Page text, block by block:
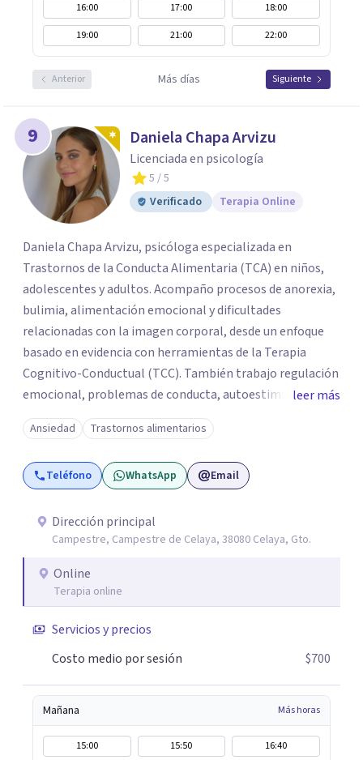
16:00 17:00
18:00
19:00
21:00 22:00
Anterior Más días Siguiente
9 Daniela Chapa Arvizu
Licenciada en psicología
5 / 5
Verificado
Terapia Online
Daniela Chapa Arvizu, psicóloga especializada en
Trastornos de la Conducta Alimentaria (TCA) en niños,
adolescentes y adultos. Acompaño procesos de anorexia,
bulimia, alimentación emocional y dificultades
relacionadas con la imagen corporal, desde un enfoque
basado en evidencia con herramientas de la Terapia
Cognitivo-Conductual (TCC). También trabajo regulación
emocional, problemas de conducta, autoestima y
desarrollo de habilidades sociales y emocionales en
población infantil y juvenil. Me mantengo en constante
formación y actualización para brindar el
acompañamiento más efectivo a cada persona. Ofrezco
alimentación consciente, adaptado a las necesidades de
cada paciente y su familia. Atiendo de forma online.
Puedes reservar tu primera sesión directamente desde mi
perfil.
leer más
Ansiedad Trastornos alimentarios
Teléfono WhatsApp Email
Dirección principal
Campestre, Campestre de Celaya, 38080 Celaya, Gto.
Online
Terapia online
Servicios y precios
Costo medio por sesión
$700
Mañana Más horas
15:00 15:50
16:40